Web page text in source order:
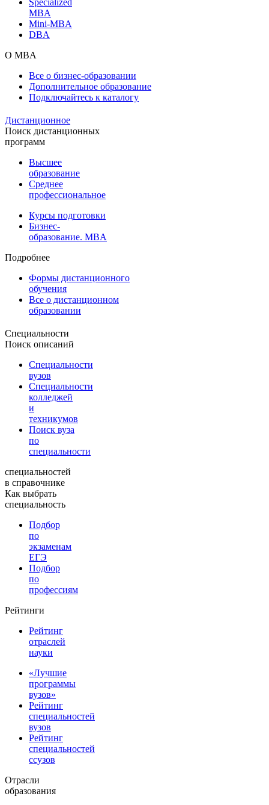
MBA
Mini-MBA
DBA
О MBA
Все о бизнес-образовании
Дополнительное образование
Подключайтесь к каталогу
Дистанционное
Поиск дистанционных
программ
Высшее
образование
Среднее
профессиональное
Курсы подготовки
Бизнес-
образование. MBA
Подробнее
Формы дистанционного
обучения
Все о дистанционном
образовании
Специальности
Поиск описаний
Специальности
вузов
Специальности
колледжей
и
техникумов
Поиск вуза
по
специальности
специальностей
в справочнике
Как выбрать
специальность
Подбор
по
экзаменам
ЕГЭ
Подбор
по
профессиям
Рейтинги
Рейтинг
отраслей
науки
«Лучшие
программы
вузов»
Рейтинг
специальностей
вузов
Рейтинг
специальностей
ссузов
Отрасли
образования